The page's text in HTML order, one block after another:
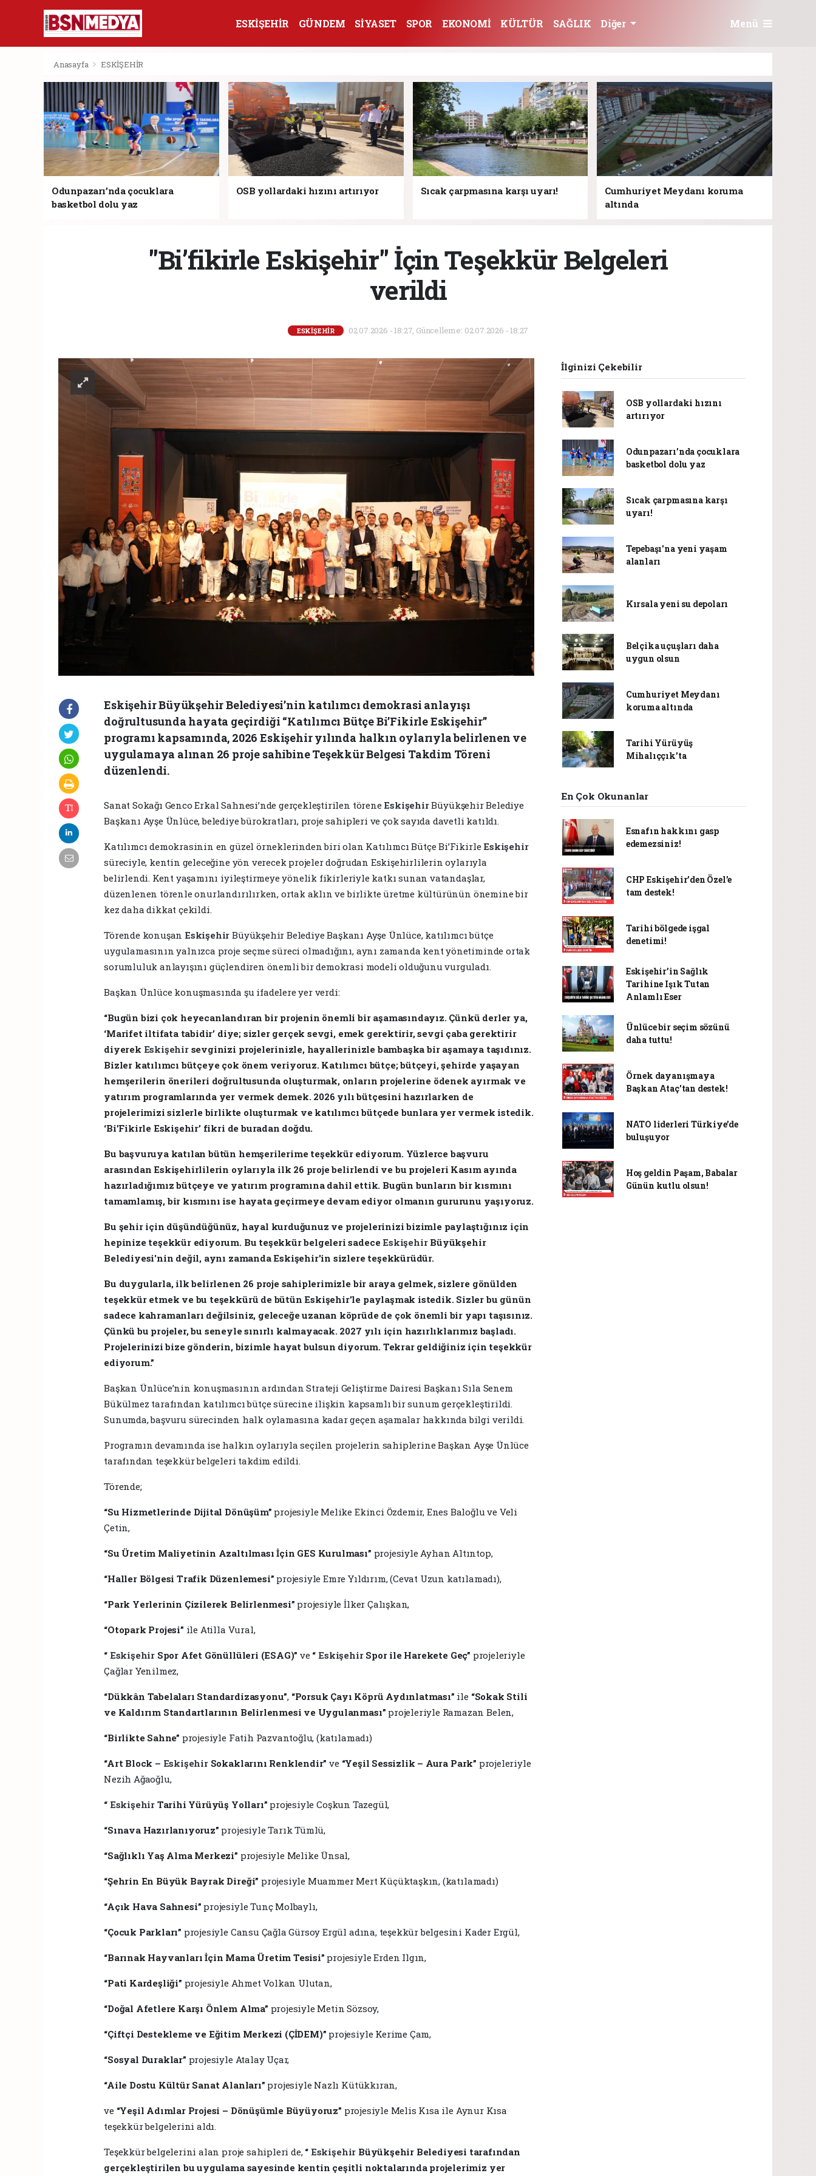
ESKİŞEHİR GÜNDEM SİYASET SPOR EKONOMİ KÜLTÜR SAĞLIK Diğer Menü
Anasayfa ESKİŞEHİR
Odunpazarı’nda çocuklara
basketbol dolu yaz
OSB yollardaki hızını artırıyor Sıcak çarpmasına karşı uyarı!
Cumhuriyet Meydanı koruma
altında
"Bi’fikirle Eskişehir" İçin Teşekkür Belgeleri
verildi
ESKİŞEHİR 02.07.2026 - 18:27, Güncelleme: 02.07.2026 - 18:27
Eskişehir Büyükşehir Belediyesi’nin katılımcı demokrasi anlayışı
doğrultusunda hayata geçirdiği “Katılımcı Bütçe Bi’Fikirle Eskişehir”
programı kapsamında, 2026 Eskişehir yılında halkın oylarıyla belirlenen ve
uygulamaya alınan 26 proje sahibine Teşekkür Belgesi Takdim Töreni
düzenlendi.
Sanat Sokağı Genco Erkal Sahnesi’nde gerçekleştirilen töreneEskişehirBüyükşehir Belediye
Başkanı Ayşe Ünlüce, belediye bürokratları, proje sahipleri ve çok sayıda davetli katıldı.
Katılımcı demokrasinin en güzel örneklerinden biri olan Katılımcı Bütçe Bi’FikirleEskişehir
süreciyle, kentin geleceğine yön verecek projeler doğrudan Eskişehirlilerin oylarıyla
belirlendi. Kent yaşamını iyileştirmeye yönelik fikirleriyle katkı sunan vatandaşlar,
düzenlenen törenle onurlandırılırken, ortak aklın ve birlikte üretme kültürünün önemine bir
kez daha dikkat çekildi.
Törende konuşanEskişehirBüyükşehir Belediye Başkanı Ayşe Ünlüce, katılımcı bütçe
uygulamasının yalnızca proje seçme süreci olmadığını, aynı zamanda kent yönetiminde ortak
sorumluluk anlayışını güçlendiren önemli bir demokrasi modeli olduğunu vurguladı.
Başkan Ünlüce konuşmasında şu ifadelere yer verdi:
“Bugün bizi çok heyecanlandıran bir projenin önemli bir aşamasındayız. Çünkü derler ya,
‘Marifet iltifata tabidir’ diye; sizler gerçek sevgi, emek gerektirir, sevgi çaba gerektirir
diyerek Eskişehir sevginizi projelerinizle, hayallerinizle bambaşka bir aşamaya taşıdınız. ​
Bizler katılımcı bütçeye çok önem veriyoruz. Katılımcı bütçe; bütçeyi, şehirde yaşayan
hemşerilerin önerileri doğrultusunda oluşturmak, onların projelerine ödenek ayırmak ve
yatırım programlarında yer vermek demek. 2026 yılı bütçesini hazırlarken de
projelerimizi sizlerle birlikte oluşturmak ve katılımcı bütçede bunlara yer vermek istedik.
‘Bi’Fikirle Eskişehir’ fikri de buradan doğdu.
​Bu başvuruya katılan bütün hemşerilerime teşekkür ediyorum. Yüzlerce başvuru
arasından Eskişehirlilerin oylarıyla ilk 26 proje belirlendi ve bu projeleri Kasım ayında
hazırladığımız bütçeye ve yatırım programına dahil ettik. Bugün bunların bir kısmını
tamamlamış, bir kısmını ise hayata geçirmeye devam ediyor olmanın gururunu yaşıyoruz.
​Bu şehir için düşündüğünüz, hayal kurduğunuz ve projelerinizi bizimle paylaştığınız için
hepinize teşekkür ediyorum. Bu teşekkür belgeleri sadeceEskişehir Büyükşehir
Belediyesi'nin değil, aynı zamanda Eskişehir'in sizlere teşekkürüdür.
​Bu duygularla, ilk belirlenen 26 proje sahiplerimizle bir araya gelmek, sizlere gönülden
teşekkür etmek ve bu teşekkürü de bütün Eskişehir'le paylaşmak istedik. Sizler bu günün
sadece kahramanları değilsiniz, geleceğe uzanan köprüde de çok önemli bir yapı taşısınız.
Çünkü bu projeler, bu seneyle sınırlı kalmayacak. ​2027 yılı için hazırlıklarımız başladı.
Projelerinizi bize gönderin, bizimle hayat bulsun diyorum. Tekrar geldiğiniz için teşekkür
ediyorum.”
Başkan Ünlüce’nin konuşmasının ardından Strateji Geliştirme Dairesi Başkanı Sıla Senem
Bükülmez tarafından katılımcı bütçe sürecine ilişkin kapsamlı bir sunum gerçekleştirildi.
Sunumda, başvuru sürecinden halk oylamasına kadar geçen aşamalar hakkında bilgi verildi.
Programın devamında ise halkın oylarıyla seçilen projelerin sahiplerine Başkan Ayşe Ünlüce
tarafından teşekkür belgeleri takdim edildi.
Törende;
“Su Hizmetlerinde Dijital Dönüşüm” projesiyle Melike Ekinci Özdemir, Enes Baloğlu ve Veli
Çetin,
“Su Üretim Maliyetinin Azaltılması İçin GES Kurulması” projesiyle Ayhan Altıntop,
“Haller Bölgesi Trafik Düzenlemesi” projesiyle Emre Yıldırım, (Cevat Uzun katılamadı),
“Park Yerlerinin Çizilerek Belirlenmesi” projesiyle İlker Çalışkan,
“Otopark Projesi” ile Atilla Vural,
“ Eskişehir Spor Afet Gönüllüleri (ESAG)” ve “Eskişehir Spor ile Harekete Geç” projeleriyle
Çağlar Yenilmez,
“Dükkân Tabelaları Standardizasyonu”, “Porsuk Çayı Köprü Aydınlatması” ile “Sokak Stili
ve Kaldırım Standartlarının Belirlenmesi ve Uygulanması” projeleriyle Ramazan Belen,
“Birlikte Sahne” projesiyle Fatih Pazvantoğlu, (katılamadı)
“Art Block – Eskişehir Sokaklarını Renklendir” ve “Yeşil Sessizlik – Aura Park” projeleriyle
Nezih Ağaoğlu,
“ Eskişehir Tarihi Yürüyüş Yolları” projesiyle Coşkun Tazegül,
“Sınava Hazırlanıyoruz” projesiyle Tarık Tümlü,
“Sağlıklı Yaş Alma Merkezi” projesiyle Melike Ünsal,
“Şehrin En Büyük Bayrak Direği” projesiyle Muammer Mert Küçüktaşkın, (katılamadı)
“Açık Hava Sahnesi” projesiyle Tunç Molbaylı,
“Çocuk Parkları” projesiyle Cansu Çağla Gürsoy Ergül adına, teşekkür belgesini Kader Ergül,
“Barınak Hayvanları İçin Mama Üretim Tesisi” projesiyle Erden Ilgın,
“Pati Kardeşliği” projesiyle Ahmet Volkan Ulutan,
“Doğal Afetlere Karşı Önlem Alma” projesiyle Metin Sözsoy,
“Çiftçi Destekleme ve Eğitim Merkezi (ÇİDEM)” projesiyle Kerime Çam,
“Sosyal Duraklar” projesiyle Atalay Uçar,
“Aile Dostu Kültür Sanat Alanları” projesiyle Nazlı Kütükkıran,
ve “Yeşil Adımlar Projesi – Dönüşümle Büyüyoruz” projesiyle Melis Kısa ile Aynur Kısa
teşekkür belgelerini aldı.
Teşekkür belgelerini alan proje sahipleri de, “ Eskişehir Büyükşehir Belediyesi tarafından
gerçekleştirilen bu uygulama sayesinde kentin çeşitli noktalarında projelerimiz yer
İlginizi Çekebilir
OSB yollardaki hızını
artırıyor
Odunpazarı’nda çocuklara
basketbol dolu yaz
Sıcak çarpmasına karşı
uyarı!
Tepebaşı'na yeni yaşam
alanları
Kırsala yeni su depoları
Belçika uçuşları daha
uygun olsun
Cumhuriyet Meydanı
koruma altında
Tarihi Yürüyüş
Mihalıççık’ta
En Çok Okunanlar
Esnafın hakkını gasp
edemezsiniz!
CHP Eskişehir’den Özel’e
tam destek!
Tarihi bölgede işgal
denetimi!
Eskişehir’in Sağlık
Tarihine Işık Tutan
Anlamlı Eser
Ünlüce bir seçim sözünü
daha tuttu!
Örnek dayanışmaya
Başkan Ataç'tan destek!
NATO liderleri Türkiye’de
buluşuyor
Hoş geldin Paşam, Babalar
Günün kutlu olsun!